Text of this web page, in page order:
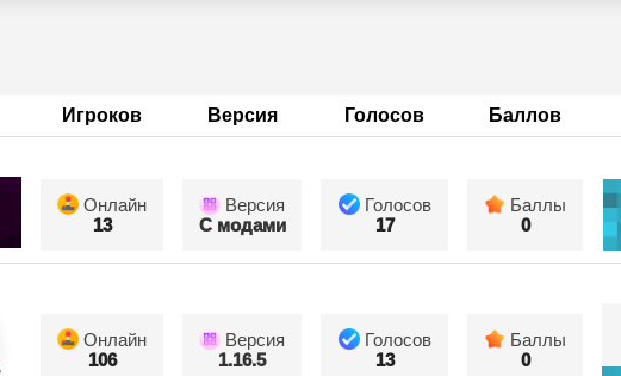
Игроков Версия Голосов Баллов
Онлайн
13
Версия
С модами
Голосов
17
Баллы
0
Онлайн
106
Версия
1.16.5
Голосов
13
Баллы
0